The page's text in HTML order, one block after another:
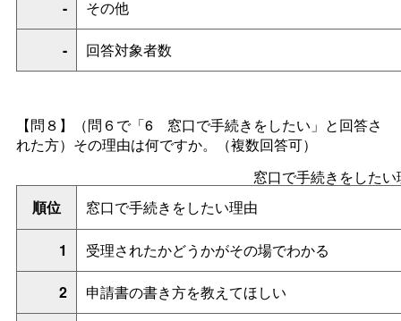
- その他
- 回答対象者数
【問８】（問６で「6 窓口で手続きをしたい」と回答さ
れた方）その理由は何ですか。
（複数回答可）
窓口で手続きをしたい
順位
窓口で手続きをしたい理由
1 受理されたかどうかがその場でわかる
2 申請書の書き方を教えてほしい